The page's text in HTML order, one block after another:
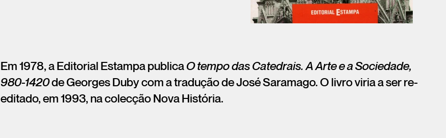
Em 1978, a Editorial Estampa publicaO tempo das Catedrais. A Arte e a Sociedade,
980-1420de Georges Duby com a tradução de José Saramago. O livro viria a ser re-
editado, em 1993, na colecção Nova História.